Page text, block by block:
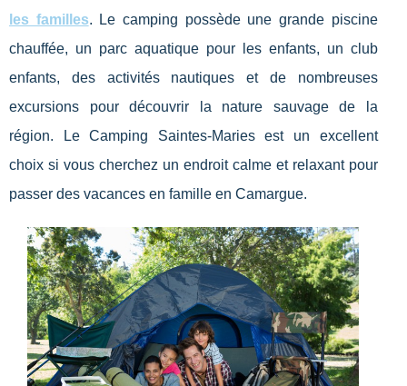
les familles. Le camping possède une grande piscine
chauffée, un parc aquatique pour les enfants, un club
enfants, des activités nautiques et de nombreuses
excursions pour découvrir la nature sauvage de la
région. Le Camping Saintes-Maries est un excellent
choix si vous cherchez un endroit calme et relaxant pour
passer des vacances en famille en Camargue.